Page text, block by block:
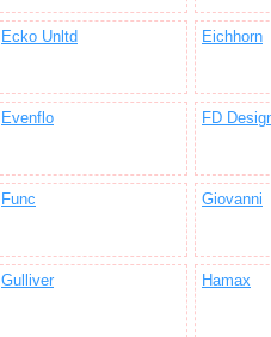
Ecko Unltd Eichhorn
Evenflo FD
Func Giovanni
Gulliver Hamax